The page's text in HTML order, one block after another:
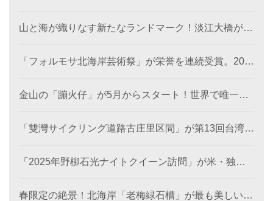
山と海が織りなす新たなランドマーク！淡江大橋が観
「フォルモサ北海岸芸術祭」が栄誉を連続受賞。202
もに2026年アメリカ「MUSEデザインアワード（金
金山の「蹦火仔」が5月からスタート！世界で唯一の
「雙灣サイクリング道路古庄里区間」が第13回台湾景
「2025年野柳石光ナイトクイーン訪問」が米・独・
ワーを照らす
春限定の絶景！北海岸「老梅緑石槽」が最も美しい季